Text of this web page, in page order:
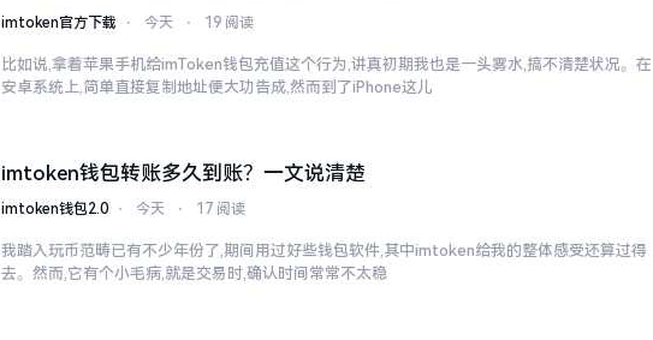
imtoken官方下载 ⋅ 今天 ⋅ 19 阅读
比如说,拿着苹果手机给imToken钱包充值这个行为,讲真初期我也是一头雾水,搞不清楚状况。在
安卓系统上,简单直接复制地址便大功告成,然而到了iPhone这儿
imtoken钱包转账多久到账？一文说清楚
imtoken钱包2.0 ⋅ 今天 ⋅ 17 阅读
我踏入玩币范畴已有不少年份了,期间用过好些钱包软件,其中imtoken给我的整体感受还算过得
去。然而,它有个小毛病,就是交易时,确认时间常常不太稳